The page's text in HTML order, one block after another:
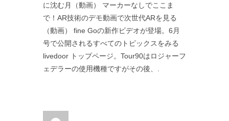
に沈む月（動画） マーカーなしでここま
で！AR技術のデモ動画で次世代ARを見る
（動画） fine Goの新作ビデオが登場。6月
号で公開されるすべてのトピックスをみる
livedoor トップページ。Tour90はロジャーフ
ェデラーの使用機種ですがその後、.